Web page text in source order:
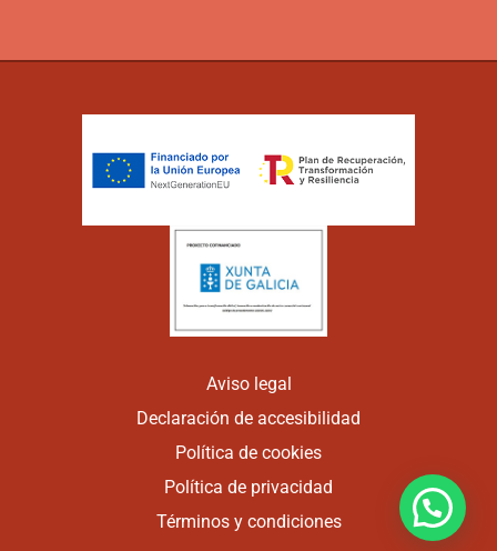
Aviso legal
Declaración de accesibilidad
Política de cookies
Política de privacidad
Términos y condiciones